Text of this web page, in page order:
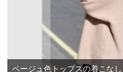
ベージュ色トップスの着こな